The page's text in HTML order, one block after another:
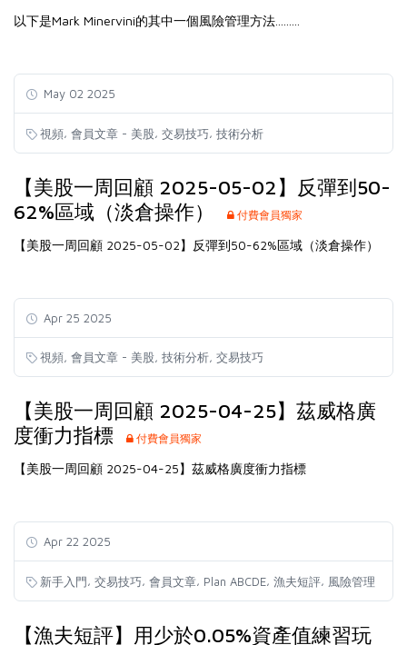
以下是Mark Minervini的其中一個風險管理方法.........
May 02 2025
視頻, 會員文章 - 美股, 交易技巧, 技術分析
【美股一周回顧 2025-05-02】反彈到50-
62%區域（淡倉操作）
付費會員獨家
【美股一周回顧 2025-05-02】反彈到50-62%區域（淡倉操作）
Apr 25 2025
視頻 會員文章 - 美股 技術分析 交易技巧
【美股一周回顧 2025-04-25】茲威格廣
度衝力指標
付費會員獨家
【美股一周回顧 2025-04-25】茲威格廣度衝力指標
Apr 22 2025
新手入門, 交易技巧, 會員文章, Plan ABCDE, 漁夫短評, 風險管理
【漁夫短評】用少於0.05%資產值練習玩